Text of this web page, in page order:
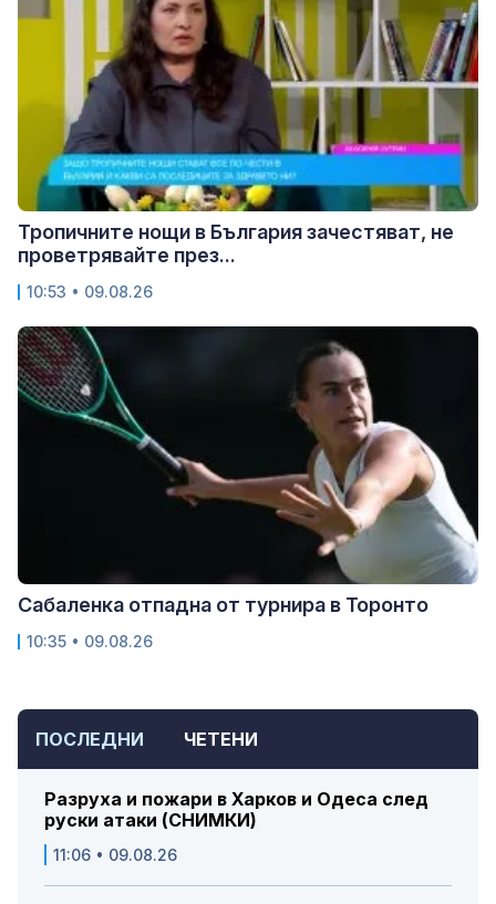
ПОСЛЕДНИ ЧЕТЕНИ
Разруха и пожари в Харков и Одеса след
руски атаки (СНИМКИ)
11:06 • 09.08.26
Тропичните нощи в България зачестяват, не
проветрявайте през...
10:53 • 09.08.26
Сабаленка отпадна от турнира в Торонто
10:35 • 09.08.26